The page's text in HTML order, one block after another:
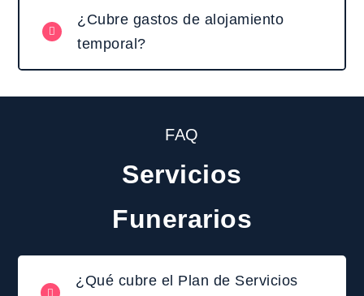
¿Cubre gastos de alojamiento
temporal?
FAQ
Servicios
Funerarios
¿Qué cubre el Plan de Servicios